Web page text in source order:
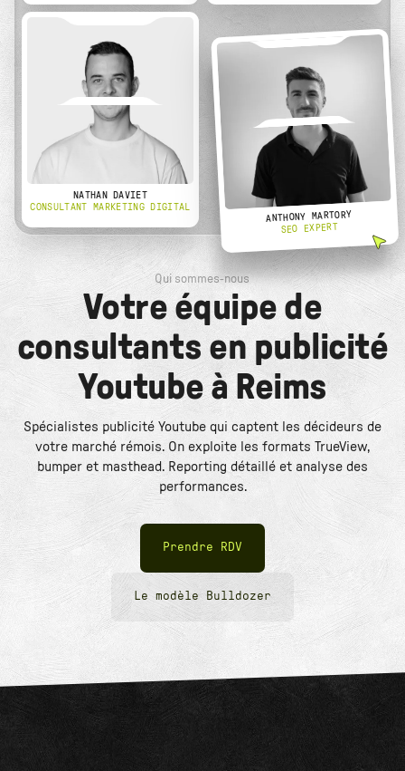
NATHAN DAVIET
CONSULTANT MARKETING DIGITAL
ANTHONY MARTORY
SEO EXPERT
Qui sommes-nous
Votre équipe de
consultants en publicité
Youtube à Reims
Spécialistes publicité Youtube qui captent les décideurs de
votre marché rémois. On exploite les formats TrueView,
bumper et masthead. Reporting détaillé et analyse des
performances.
Prendre RDV
Le modèle Bulldozer